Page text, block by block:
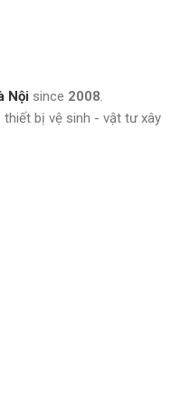
Nội since 2008.
thiết bị vệ sinh - vật tư xây